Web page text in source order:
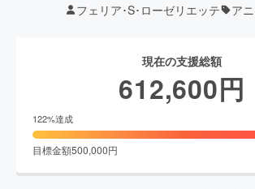
フェリア･S･ローゼリエッテ ア
現在の支援総額
612,600円
122%達成
目標金額500,000円